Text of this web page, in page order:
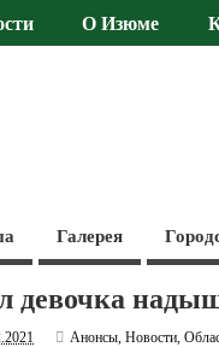
О Изюме
Галерея
девочка
Анонсы,Новости,